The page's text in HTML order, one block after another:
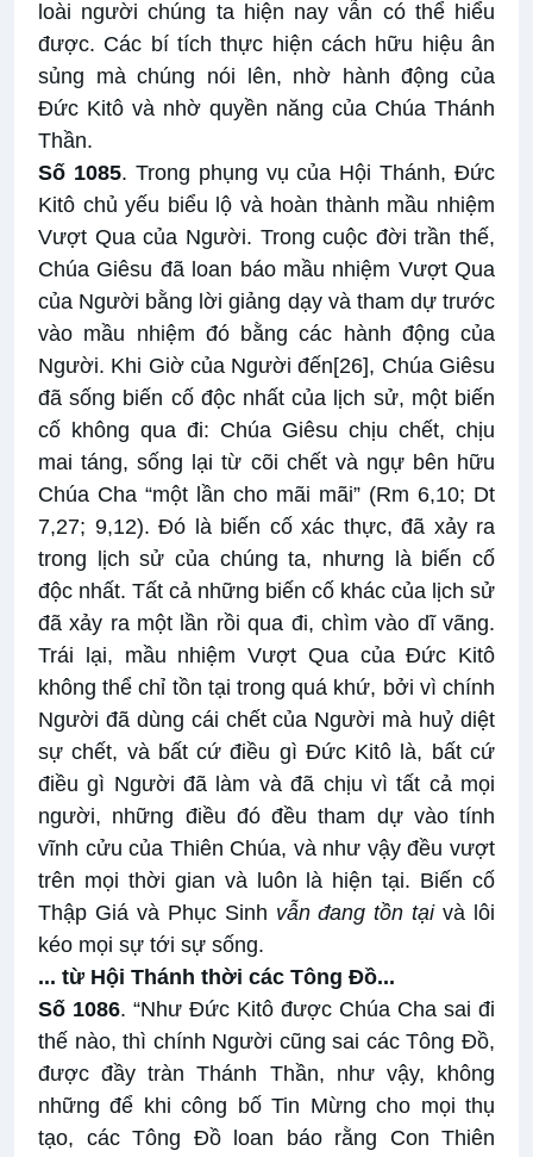
loài người chúng ta hiện nay vẫn có thể hiểu
được. Các bí tích thực hiện cách hữu hiệu ân
sủng mà chúng nói lên, nhờ hành động của
Đức Kitô và nhờ quyền năng của Chúa Thánh
Thần.
Số 1085. Trong phụng vụ của Hội Thánh, Đức
Kitô chủ yếu biểu lộ và hoàn thành mầu nhiệm
Vượt Qua của Người. Trong cuộc đời trần thế,
Chúa Giêsu đã loan báo mầu nhiệm Vượt Qua
của Người bằng lời giảng dạy và tham dự trước
vào mầu nhiệm đó bằng các hành động của
Người. Khi Giờ của Người đến[26], Chúa Giêsu
đã sống biến cố độc nhất của lịch sử, một biến
cố không qua đi: Chúa Giêsu chịu chết, chịu
mai táng, sống lại từ cõi chết và ngự bên hữu
Chúa Cha “một lần cho mãi mãi” (Rm 6,10; Dt
7,27; 9,12). Đó là biến cố xác thực, đã xảy ra
trong lịch sử của chúng ta, nhưng là biến cố
độc nhất. Tất cả những biến cố khác của lịch sử
đã xảy ra một lần rồi qua đi, chìm vào dĩ vãng.
Trái lại, mầu nhiệm Vượt Qua của Đức Kitô
không thể chỉ tồn tại trong quá khứ, bởi vì chính
Người đã dùng cái chết của Người mà huỷ diệt
sự chết, và bất cứ điều gì Đức Kitô là, bất cứ
điều gì Người đã làm và đã chịu vì tất cả mọi
người, những điều đó đều tham dự vào tính
vĩnh cửu của Thiên Chúa, và như vậy đều vượt
trên mọi thời gian và luôn là hiện tại. Biến cố
Thập Giá và Phục Sinh vẫn đang tồn tạivà lôi
kéo mọi sự tới sự sống.
... từ Hội Thánh thời các Tông Đồ...
Số 1086. “Như Đức Kitô được Chúa Cha sai đi
thế nào, thì chính Người cũng sai các Tông Đồ,
được đầy tràn Thánh Thần, như vậy, không
những để khi công bố Tin Mừng cho mọi thụ
tạo, các Tông Đồ loan báo rằng Con Thiên